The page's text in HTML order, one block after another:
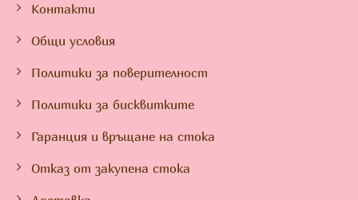
Контакти
Общи условия
Политики за поверителност
Политики за бисквитките
Гаранция и връщане на стока
Отказ от закупена стока